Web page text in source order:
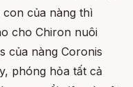
của nàng thì
cho Chiron nuôi
của nàng Coronis
phóng hỏa tất cả